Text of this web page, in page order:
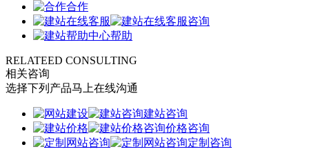
合作
咨询
帮助
RELATEED CONSULTING
相关咨询
选择下列产品马上在线沟通
建站咨询
价格咨询
定制咨询